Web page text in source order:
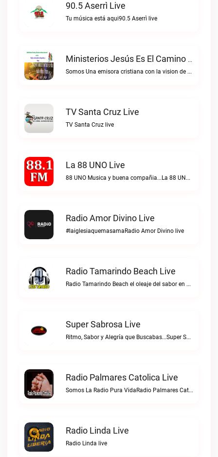
90.5 Aserrì Live
Tu música está aqui90.5 Aserrì live
Ministerios Jesús Es El Camino Live
Somos Una emisora cristiana con la vision de alcanzar las almas para Cristo.Ministerios Jesús es el Camino live
TV Santa Cruz Live
TV Santa Cruz live
La 88 UNO Live
88 UNO Musica y buena compañia...La 88 UNO live
Radio Amor Divino Live
#laiglesiaquemasamaRadio Amor Divino live
Radio Tamarindo Beach Live
Radio Tamarindo Beach el oleaje del sabor en Costa RicaRadio Tamarindo Beach live
Super Sabrosa Live
Ritmo, Sabor y Alegría que Buscabas...Super Sabrosa live
Radio Palmares Catolica Live
Somos La Radio Pura VidaRadio Palmares Catolica live
Radio Linda Live
Radio Linda live